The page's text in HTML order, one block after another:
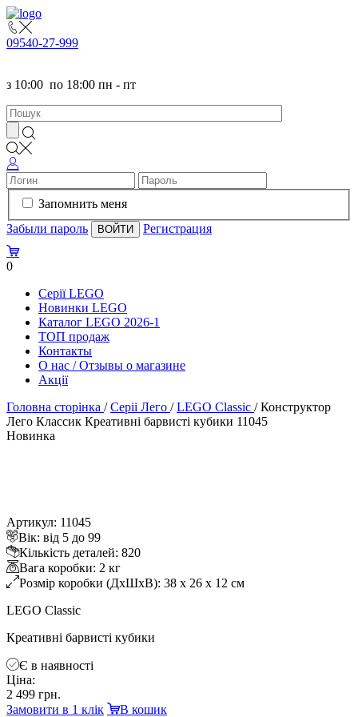
09540-27-999
з 10:00 по 18:00 пн - пт
Запомнить меня
Забыли пароль
Регистрация
0
Серії LEGO
Новинки LEGO
Каталог LEGO 2026-1
TOП продаж
Контакты
О нас / Отзывы о магазине
Акції
Головна сторінка /Серіі Лего /LEGO Classic /Конструктор
Лего Классик Креативні барвисті кубики 11045
Новинка
Артикул: 11045
ік: від 5 до 99
Кількість деталей: 820
ага коробки: 2 к
Розмір коробки (ДхШхВ): 38 x 26 x 12 см
LEGO Classic
Креативні барвисті кубики
Є в наявності
Ціна:
2 499 грн.
Замовити в 1 клік
кошик